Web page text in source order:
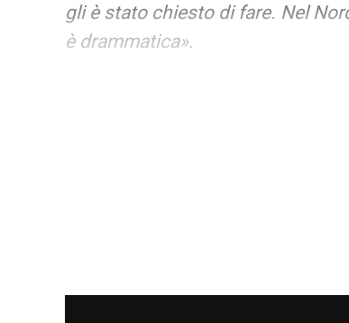
gli è stato chiesto di fare. Nel
è drammatica».
LA PLAYLIST DELLE NOSTRE